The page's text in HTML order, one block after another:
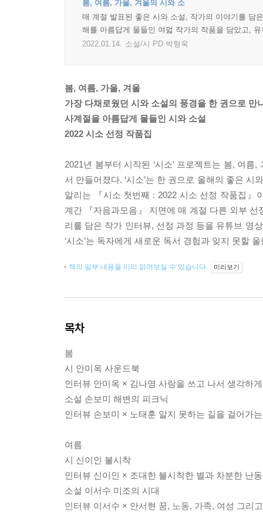
봄, 여름, 가을, 겨울의 시와 소
매 계절 발표된 좋은 시와 소설, 작가의 이야기를 담
해를 아름답게 물들인 여덟 작가의 작품을 담았고,
2022.01.14. 소설/시 PD 박형욱
봄, 여름, 가을, 겨울
가장 다채로웠던 시와 소설의 풍경을 한 권으로 만
사계절을 아름답게 물들인 시와 소설
2022 시소 선정 작품집
2021년 봄부터 시작된 ‘시소’ 프로젝트는 봄, 여
서 만들어졌다. ‘시소’는 한 권으로 올해의 좋은
알리는 『시소 첫번째 : 2022 시소 선정 작품집』
계간 『자음과모음』 지면에 매 계절 다른 외부
리를 담은 작가 인터뷰, 선정 과정 등을 유튜브 영
‘시소’는 독자에게 새로운 독서 경험과 잊지 못할
책의 일부 내용을 미리 읽어보실 수 있습니다. 미리보기
목차
봄
시 안미옥 사운드북
인터뷰 안미옥 × 김나영 사랑을 쓰고 나서 생각하
소설 손보미 해변의 피크닉
인터뷰 손보미 × 노태훈 알지 못하는 길을 걸어가
여름
시 신이인 불시착
인터뷰 신이인 × 조대한 불시착한 별과 차분한 난
소설 이서수 미조의 시대
인터뷰 이서수 × 안서현 꿈, 노동, 가족, 여성 그리